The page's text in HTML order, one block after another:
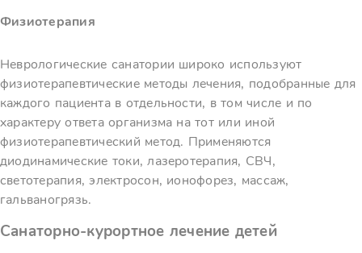
Физиотерапия
Неврологические санатории широко используют
физиотерапевтические методы лечения, подобранные для
каждого пациента в отдельности, в том числе и по
характеру ответа организма на тот или иной
физиотерапевтический метод. Применяются
диодинамические токи, лазеротерапия, СВЧ,
светотерапия, электросон, ионофорез, массаж,
гальваногрязь.
Санаторно-курортное лечение детей